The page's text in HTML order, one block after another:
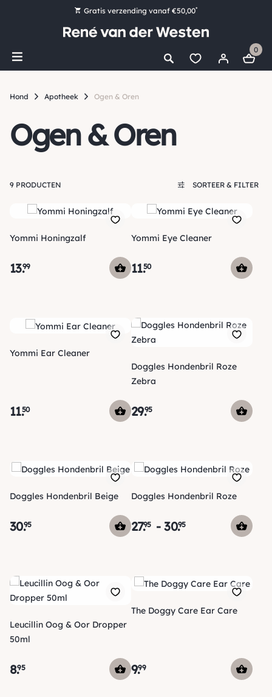
Gratis verzending vanaf €50,00*
Bestel nu, betaal later met Klarna
Ruim 16.000 artikelen op voorraad
Ruim 44 jaar kennis en ervaring
0
Hond Apotheek Ogen & Oren
Ogen & Oren
9 PRODUCTEN SORTEER & FILTER
Yommi Honingzalf
13.99
Yommi Eye Cleaner
11.50
Yommi Ear Cleaner
11.50
Doggles Hondenbril Roze
Zebra
29.95
Doggles Hondenbril Beige
30.95
Doggles Hondenbril Roze
27.95 -30.95
Leucillin Oog & Oor Dropper
50ml
8.95
The Doggy Care Ear Care
9.99